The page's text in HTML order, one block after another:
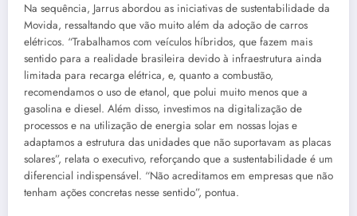
Na sequência, Jarrus abordou as iniciativas de sustentabilidade da
Movida, ressaltando que vão muito além da adoção de carros
elétricos. “Trabalhamos com veículos híbridos, que fazem mais
sentido para a realidade brasileira devido à infraestrutura ainda
limitada para recarga elétrica, e, quanto a combustão,
recomendamos o uso de etanol, que polui muito menos que a
gasolina e diesel. Além disso, investimos na digitalização de
processos e na utilização de energia solar em nossas lojas e
adaptamos a estrutura das unidades que não suportavam as placas
solares”, relata o executivo, reforçando que a sustentabilidade é um
diferencial indispensável. “Não acreditamos em empresas que não
tenham ações concretas nesse sentido”, pontua.